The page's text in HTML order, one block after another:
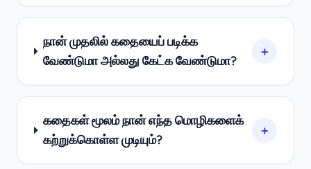
நான் முதலில் கதையைப் படிக்க
வேண்டுமா அல்லது கேட்க வேண்டுமா?
+
கதைகள் மூலம் நான் எந்த மொழிகளைக்
கற்றுக்கொள்ள முடியும்?
+